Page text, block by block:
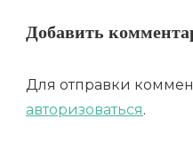
Добавить
Для отправки
авторизоваться.